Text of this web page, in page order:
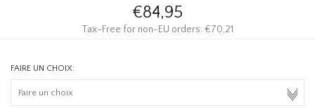
€84,95
Tax-Free for non-EU orders: €70,21
FAIRE UN CHOIX: